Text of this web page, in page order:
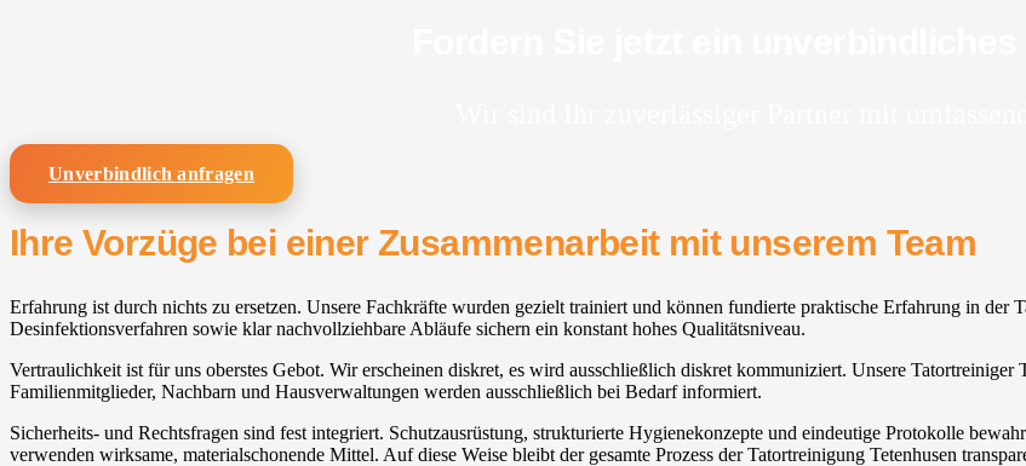
Unverbindlich anfragen
Ihre Vorzüge bei einer Zusammenarbeit mit unserem Team
Erfahrung ist durch nichts zu ersetzen. Unsere Fachkräfte wurden gezielt trainiert und können fundierte praktische Erfahrung in der
Desinfektionsverfahren sowie klar nachvollziehbare Abläufe sichern ein konstant hohes Qualitätsniveau.
Vertraulichkeit ist für uns oberstes Gebot. Wir erscheinen diskret, es wird ausschließlich diskret kommuniziert. Unsere
Familienmitglieder, Nachbarn und Hausverwaltungen werden ausschließlich bei Bedarf informiert.
Sicherheits- und Rechtsfragen sind fest integriert. Schutzausrüstung, strukturierte Hygienekonzepte und eindeutige Protokolle
verwenden wirksame, materialschonende Mittel. Auf diese Weise bleibt der gesamte Prozess der Tatortreinigung Tetenhusen